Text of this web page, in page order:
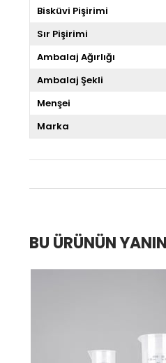
Bisküvi Pişirimi
Sır Pişirimi
Ambalaj Ağırlığı
Ambalaj Şekli
Menşei
Marka
BU ÜRÜNÜN